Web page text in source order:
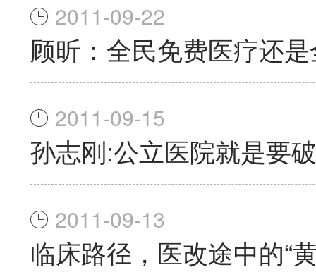
2011-09-22
顾昕：全民免费医疗还
2011-09-15
孙志刚:公立医院就是要
2011-09-13
临床路径，医改途中的“